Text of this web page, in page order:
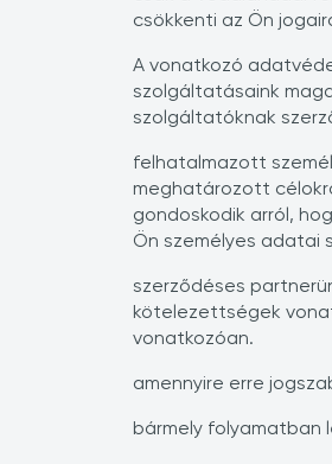
csökkenti az Ön
A vonatkozó
szolgáltatásaink
szolgáltatóknak
felhatalmazott
meghatározott
gondoskodik arról,
Ön személyes adatai
szerződéses
kötelezettségek
vonatkozóan.
amennyire erre
bármely folyamatban